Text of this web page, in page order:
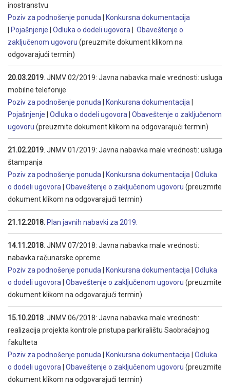
inostranstvu
Poziv za podnošenje ponuda
Konkursna dokumentacija
Pojašnjenje Odluka o dodeli ugovora
Obaveštenje o
zaključenom ugovoru (preuzmite dokument klikom na
odgovarajući termin)
20.03.2019 . JNMV 02/2019: Javna nabavka male vrednosti: usluga
mobilne telefonije
Poziv za podnošenje ponuda
Konkursna dokumentacija
Pojašnjenje
Odluka o dodeli ugovora
Obaveštenje o zaključenom
ugovoru (preuzmite dokument klikom na odgovarajući termin)
21.02.2019 . JNMV 01/2019: Javna nabavka male vrednosti: usluga
štampanja
Poziv za podnošenje ponuda
Konkursna dokumentacija
Odluka
o dodeli ugovora
Obaveštenje o zaključenom ugovoru (preuzmite
dokument klikom na odgovarajući termin)
21.12.2018 Plan javnih nabavki za 2019.
14.11.2018 . JNMV 07/2018: Javna nabavka male vrednosti:
nabavka računarske opreme
Poziv za podnošenje ponuda
Konkursna dokumentacija
Odluka
o dodeli ugovora
Obaveštenje o zaključenom ugovoru (preuzmite
dokument klikom na odgovarajući termin)
15.10.2018 . JNMV 06/2018: Javna nabavka male vrednosti:
realizacija projekta kontrole pristupa parkiralištu Saobraćajnog
fakulteta
Poziv za podnošenje ponuda
Konkursna dokumentacija
Odluka
o dodeli ugovora
Obaveštenje o zaključenom ugovoru (preuzmite
dokument klikom na odgovarajući termin)